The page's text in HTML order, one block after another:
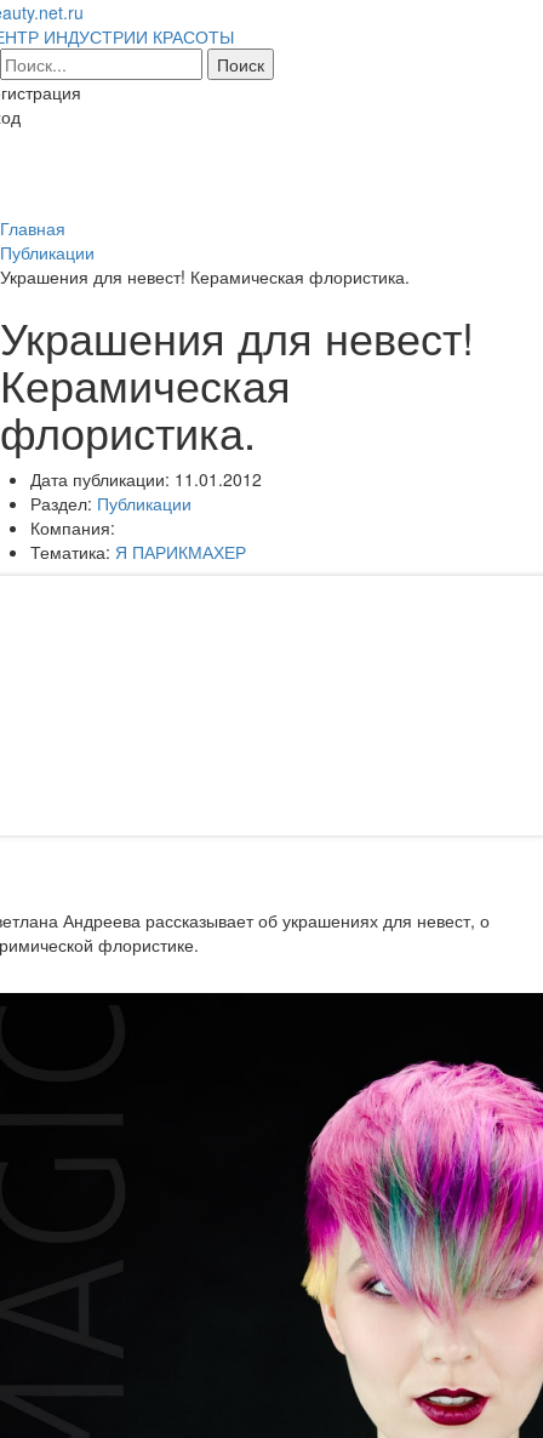
ИНДУСТРИИ КРАСОТЫ
Главная
Публикации
Украшения для невест! Керамическая флористика.
Украшения для невест!
Керамическая
флористика.
Дата публикации: 11.01.2012
Раздел: Публикации
Компания:
Тематика: Я ПАРИКМАХЕР
Андреева рассказывает об украшениях для невест, о
флористике.